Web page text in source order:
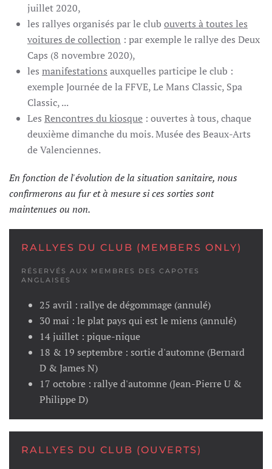
juillet 2020,
les rallyes organisés par le club ouverts à toutes les
voitures de collection : par exemple le rallye des Deux
Caps (8 novembre 2020),
les manifestations auxquelles participe le club :
exemple Journée de la FFVE, Le Mans Classic, Spa
Classic, ...
Les Rencontres du kiosque : ouvertes à tous, chaque
deuxième dimanche du mois. Musée des Beaux-Arts
de Valenciennes.
En fonction de l'évolution de la situation sanitaire, nous
confirmerons au fur et à mesure si ces sorties sont
maintenues ou non.
RALLYES DU CLUB (MEMBERS ONLY)
RÉSERVÉS AUX MEMBRES DES CAPOTES
ANGLAISES
25 avril : rallye de dégommage (annulé)
30 mai : le plat pays qui est le miens (annulé)
14 juillet : pique-nique
18 & 19 septembre : sortie d'automne (Bernard
D & James N)
17 octobre : rallye d'automne (Jean-Pierre U &
Philippe D)
RALLYES DU CLUB (OUVERTS)